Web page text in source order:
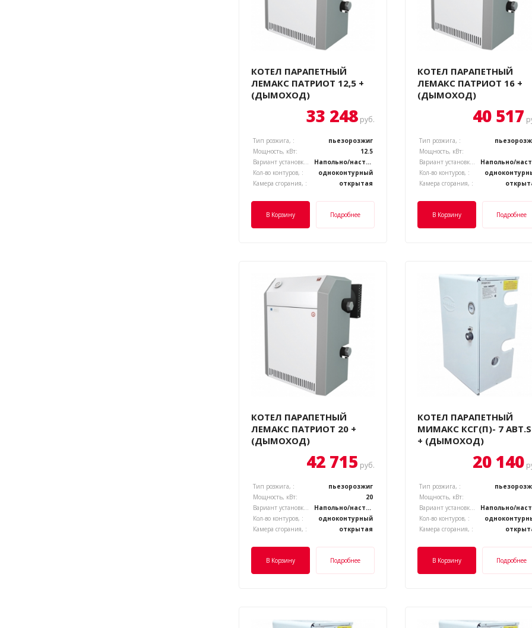
КОТЕЛ ПАРАПЕТНЫЙ
ЛЕМАКС ПАТРИОТ 12,5 +
(ДЫМОХОД)
33 248руб.
Тип розжига, :
пьезорозжиг
Мощность, кВт:
12.5
Вариант установки котла, :
Напольно/настенный
Кол-во контуров, :
одноконтурный
Камера сгорания, :
открытая
В Корзину Подробнее
КОТЕЛ ПАРАПЕТНЫЙ
ЛЕМАКС ПАТРИОТ 16 +
(ДЫМОХОД)
40 517
Тип розжига, :
Мощность, кВт:
Вариант установки котла, :
Кол-во контуров, :
Камера сгорания, :
В Корзину Подробнее
КОТЕЛ ПАРАПЕТНЫЙ
ЛЕМАКС ПАТРИОТ 20 +
(ДЫМОХОД)
42 715 руб.
Тип розжига, :
пьезорозжиг
Мощность, кВт:
20
Вариант установки котла, :
Напольно/настенный
Кол-во контуров, :
одноконтурный
Камера сгорания, :
открытая
В Корзину Подробнее
КОТЕЛ ПАРАПЕТНЫЙ
МИМАКС КСГ(П)- 7
+ (ДЫМОХОД)
20 140
Тип розжига, :
Мощность, кВт:
Вариант установки котла, :
Кол-во контуров, :
Камера сгорания, :
В Корзину Подробнее